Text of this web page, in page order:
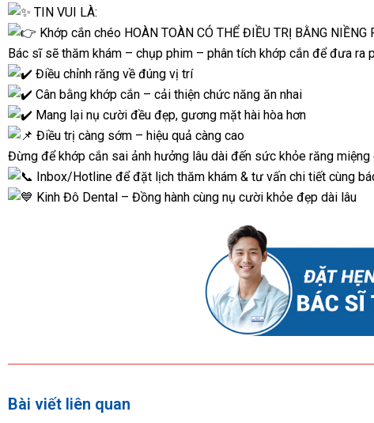
TIN VUI LÀ:
Khớp cắn chéo HOÀN TOÀN CÓ THỂ ĐIỀU TRỊ BẰNG NIỀNG
Bác sĩ sẽ thăm khám – chụp phim – phân tích khớp cắn để đưa ra
Điều chỉnh răng về đúng vị trí
Cân bằng khớp cắn – cải thiện chức năng ăn nhai
Mang lại nụ cười đều đẹp, gương mặt hài hòa hơn
Điều trị càng sớm – hiệu quả càng cao
Đừng để khớp cắn sai ảnh hưởng lâu dài đến sức khỏe răng miệng
Inbox/Hotline để đặt lịch thăm khám & tư vấn chi tiết cùng
Kinh Đô Dental – Đồng hành cùng nụ cười khỏe đẹp dài lâu
Bài viết liên quan